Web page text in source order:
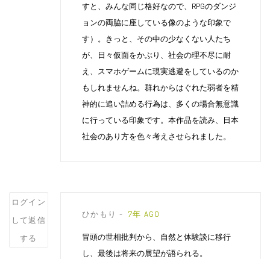
すと、みんな同じ格好なので、RPGのダンジ
ョンの両脇に座している像のような印象で
す）。きっと、その中の少なくない人たち
が、日々仮面をかぶり、社会の理不尽に耐
え、スマホゲームに現実逃避をしているのか
もしれませんね。群れからはぐれた弱者を精
神的に追い詰める行為は、多くの場合無意識
に行っている印象です。本作品を読み、日本
社会のあり方を色々考えさせられました。
Post
comment
ログイン
して返信
する
ひかもり 7年 AGO
冒頭の世相批判から、自然と体験談に移行
し、最後は将来の展望が語られる。